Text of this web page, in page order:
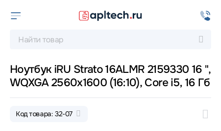
Ноутбук iRU Strato 16ALMR 2159330 16 ",
WQXGA 2560x1600 (16:10), Core i5, 16 Гб
Код товара: 32-07